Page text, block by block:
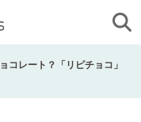
コレート？「リピチョコ」